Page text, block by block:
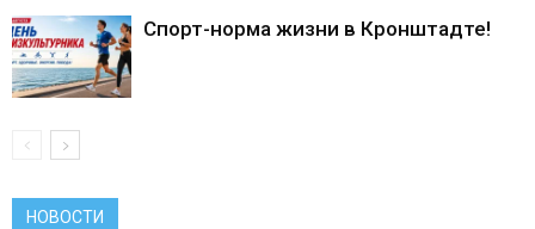
Спорт-норма жизни в Кронштадте!
НОВОСТИ